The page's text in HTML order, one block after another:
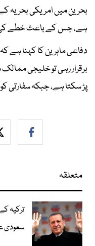
بحرین میں امریکی بحریہ
ہے، جس کے باعث خطے کی
دفاعی ماہرین کا کہنا ہے
برقرار رہی تو خلیجی
پڑ سکتا ہے، جبکہ سفارتی
متعلقہ
ترکیہ
سعودی